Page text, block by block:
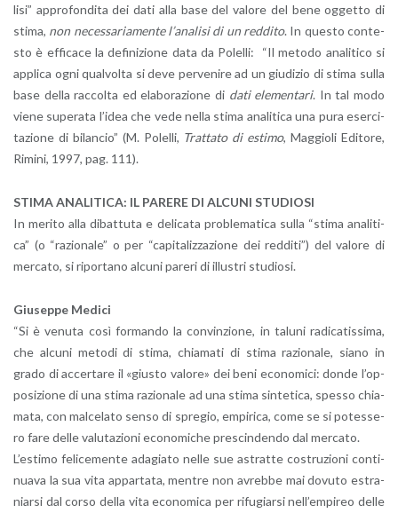
li­si” ap­pro­fon­di­ta dei dati alla base del va­lo­re del bene og­get­to di
stima, non ne­ces­sa­ria­men­te l’a­na­li­si di un red­di­to. In que­sto con­te­
sto è ef­fi­ca­ce la de­fi­ni­zio­ne data da Po­lel­li: “Il me­to­do ana­li­ti­co si
ap­pli­ca ogni qual­vol­ta si deve per­ve­ni­re ad un giu­di­zio di stima sulla
base della rac­col­ta ed ela­bo­ra­zio­ne di dati ele­men­ta­ri. In tal modo
viene su­pe­ra­ta l’i­dea che vede nella stima ana­li­ti­ca una pura eser­ci­
ta­zio­ne di bi­lan­cio” (M. Po­lel­li, Trat­ta­to di esti­mo, Mag­gio­li Edi­to­re,
Ri­mi­ni, 1997, pag. 111).
STIMA ANA­LI­TI­CA: IL PA­RE­RE DI AL­CU­NI STU­DIO­SI
In me­ri­to alla di­bat­tu­ta e de­li­ca­ta pro­ble­ma­ti­ca sulla “stima ana­li­ti­
ca” (o “ra­zio­na­le” o per “ca­pi­ta­liz­za­zio­ne dei red­di­ti”) del va­lo­re di
mer­ca­to, si ri­por­ta­no al­cu­ni pa­re­ri di il­lu­stri stu­dio­si.
Giu­sep­pe Me­di­ci
“Si è ve­nu­ta così for­man­do la con­vin­zio­ne, in ta­lu­ni ra­di­ca­tis­si­ma,
che al­cu­ni me­to­di di stima, chia­ma­ti di stima ra­zio­na­le, siano in
grado di ac­cer­ta­re il «giu­sto va­lo­re» dei beni eco­no­mi­ci: donde l’op­
po­si­zio­ne di una stima ra­zio­na­le ad una stima sin­te­ti­ca, spes­so chia­
ma­ta, con mal­ce­la­to senso di spre­gio, em­pi­ri­ca, come se si po­tes­se­
ro fare delle va­lu­ta­zio­ni eco­no­mi­che pre­scin­den­do dal mer­ca­to.
L’e­sti­mo fe­li­ce­men­te ada­gia­to nelle sue astrat­te co­stru­zio­ni con­ti­
nua­va la sua vita ap­par­ta­ta, men­tre non avreb­be mai do­vu­to estra­
niar­si dal corso della vita eco­no­mi­ca per ri­fu­giar­si nel­l’em­pi­reo delle